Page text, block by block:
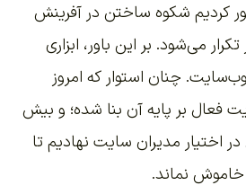
کردیم شکوه ساختن در آفرینش
می‌شود. بر این باور، ابزاری
وب‌سایت. چنان استوار که امروز
وب‌سایت فعال بر پایه آن بنا شده؛ و بیش
در اختیار مدیران سایت نهادیم تا
نماند.